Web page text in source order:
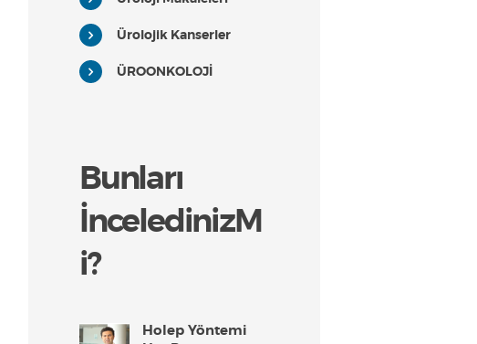
Ürolojik Kanserler
ÜROONKOLOJİ
Bunları
İnceledinizM
i?
Holep Yöntemi